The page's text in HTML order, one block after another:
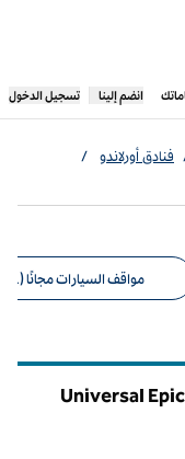
، يفتح علامة تبويب جديدة
انضم إلينا تسجيل الدخول
فنادق أورلاندو
/
مواقف السيارات مجانًا (1)
فنادق هيلتون جراند ڤاكيشنز بالقرب من Universal Epic